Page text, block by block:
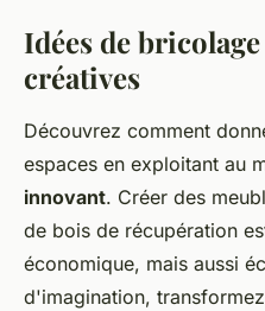
Idées de
créatives
Découvrez comment
espaces en exploitant au
innovant. Créer des
de bois de récupération
économique, mais aussi
d'imagination,